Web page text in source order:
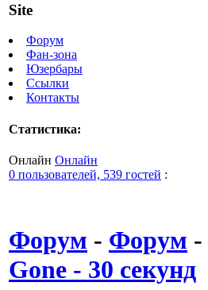
Site
Форум
Фан-зона
Юзербары
Ссылки
Контакты
Статистика:
Онлайн Онлайн
0 пользователей, 539 гостей :
Форум - Форум -
Gone - 30 секунд